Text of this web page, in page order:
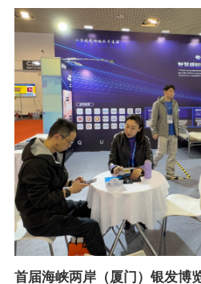
首届海峡两岸（厦门）银发博